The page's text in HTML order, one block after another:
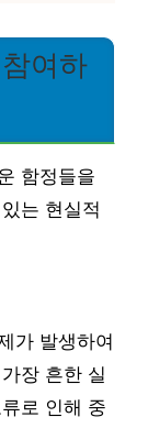
여하
함정들을
는 현실적
가 발생하여
장 흔한 실
로 인해 중